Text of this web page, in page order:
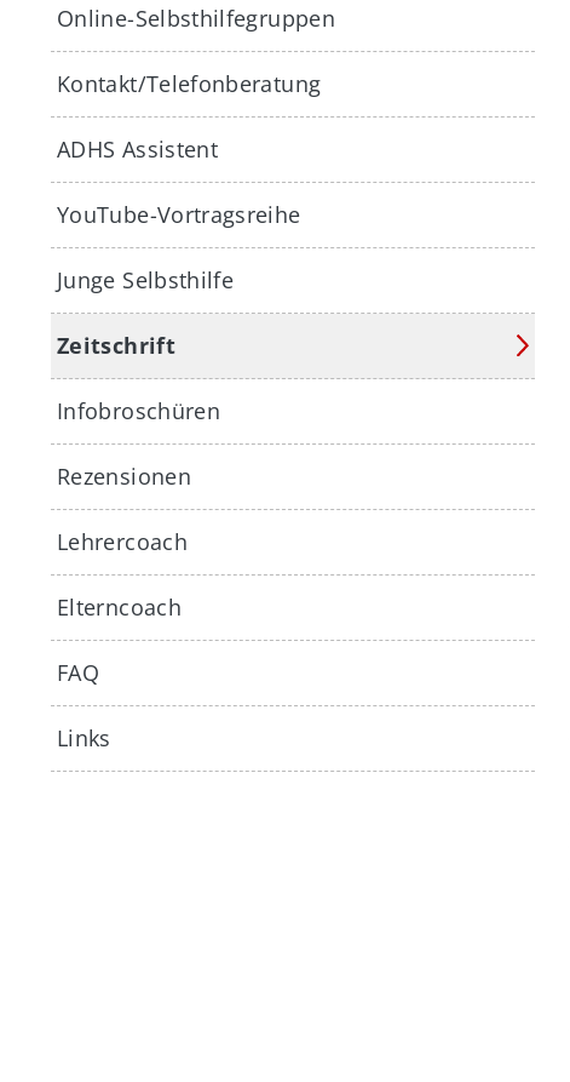
Online-Selbsthilfegruppen
Kontakt/Telefonberatung
ADHS Assistent
YouTube-Vortragsreihe
Junge Selbsthilfe
Zeitschrift
Infobroschüren
Rezensionen
Lehrercoach
Elterncoach
FAQ
Links